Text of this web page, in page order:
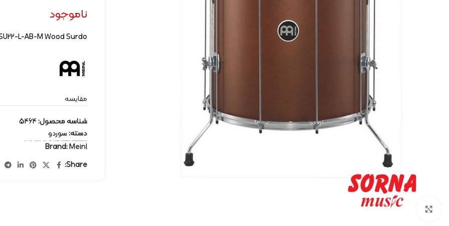
Click to enlarge
ناموجود
L-AB-M Wood Surdo
مقایسه
شناسه محصول:5464
دسته:سوردو
برچسب: Meinl percussion percussion surdo percussion-instruments پرکاشن سازهای کوبه ای سوردو مینل
Brand:Meinl
Share: